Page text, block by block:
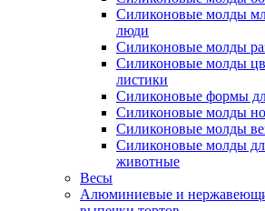
Силиконовые молды
люди
Силиконовые молды
Силиконовые молды
листики
Силиконовые формы
Силиконовые молды
Силиконовые молды
Силиконовые молды
животные
Весы
Алюминиевые и